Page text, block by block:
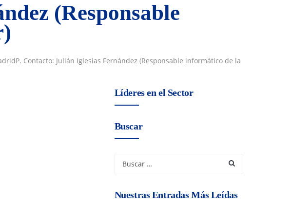
(Responsable
Contacto: Julián Iglesias Fernández (Responsable informático de la
Líderes en el Sector
Buscar
Nuestras Entradas Más Leídas